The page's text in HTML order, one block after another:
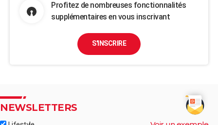
Profitez de nombreuses fonctionnalités
supplémentaires en vous inscrivant
S'INSCRIRE
NEWSLETTERS